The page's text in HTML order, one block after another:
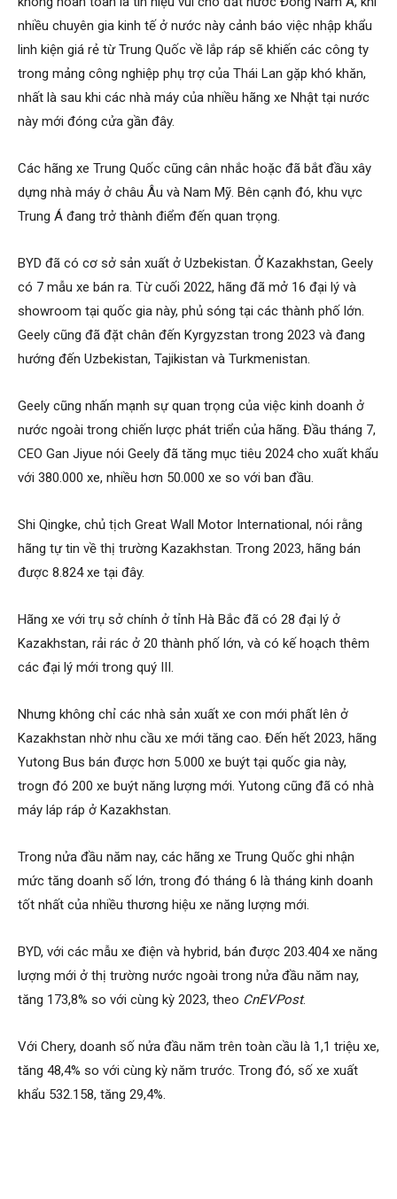
nhiều chuyên gia kinh tế ở nước này cảnh báo việc nhập khẩu
linh kiện giá rẻ từ Trung Quốc về lắp ráp sẽ khiến các công ty
trong mảng công nghiệp phụ trợ của Thái Lan gặp khó khăn,
nhất là sau khi các nhà máy của nhiều hãng xe Nhật tại nước
này mới đóng cửa gần đây.
Các hãng xe Trung Quốc cũng cân nhắc hoặc đã bắt đầu xây
dựng nhà máy ở châu Âu và Nam Mỹ. Bên cạnh đó, khu vực
Trung Á đang trở thành điểm đến quan trọng.
BYD đã có cơ sở sản xuất ở Uzbekistan. Ở Kazakhstan, Geely
có 7 mẫu xe bán ra. Từ cuối 2022, hãng đã mở 16 đại lý và
showroom tại quốc gia này, phủ sóng tại các thành phố lớn.
Geely cũng đã đặt chân đến Kyrgyzstan trong 2023 và đang
hướng đến Uzbekistan, Tajikistan và Turkmenistan.
Geely cũng nhấn mạnh sự quan trọng của việc kinh doanh ở
nước ngoài trong chiến lược phát triển của hãng. Đầu tháng 7,
CEO Gan Jiyue nói Geely đã tăng mục tiêu 2024 cho xuất khẩu
với 380.000 xe, nhiều hơn 50.000 xe so với ban đầu.
Shi Qingke, chủ tịch Great Wall Motor International, nói rằng
hãng tự tin về thị trường Kazakhstan. Trong 2023, hãng bán
được 8.824 xe tại đây.
Hãng xe với trụ sở chính ở tỉnh Hà Bắc đã có 28 đại lý ở
Kazakhstan, rải rác ở 20 thành phố lớn, và có kế hoạch thêm
các đại lý mới trong quý III.
Nhưng không chỉ các nhà sản xuất xe con mới phất lên ở
Kazakhstan nhờ nhu cầu xe mới tăng cao. Đến hết 2023, hãng
Yutong Bus bán được hơn 5.000 xe buýt tại quốc gia này,
trogn đó 200 xe buýt năng lượng mới. Yutong cũng đã có nhà
máy láp ráp ở Kazakhstan.
Trong nửa đầu năm nay, các hãng xe Trung Quốc ghi nhận
mức tăng doanh số lớn, trong đó tháng 6 là tháng kinh doanh
tốt nhất của nhiều thương hiệu xe năng lượng mới.
BYD, với các mẫu xe điện và hybrid, bán được 203.404 xe năng
lượng mới ở thị trường nước ngoài trong nửa đầu năm nay,
tăng 173,8% so với cùng kỳ 2023, theo CnEVPost.
Với Chery, doanh số nửa đầu năm trên toàn cầu là 1,1 triệu xe,
tăng 48,4% so với cùng kỳ năm trước. Trong đó, số xe xuất
khẩu 532.158, tăng 29,4%.